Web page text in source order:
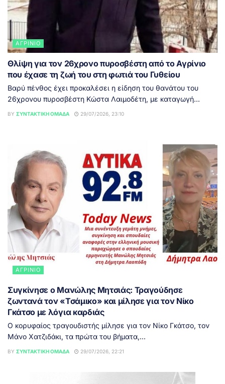
ΑΓΡΊΝΙΟ
Θλίψη για τον 26χρονο πυροσβέστη από το Αγρίνιο
που έχασε τη ζωή του στη φωτιά του Γυθείου
Βαρύ πένθος έχει προκαλέσει η είδηση του θανάτου του
26χρονου πυροσβέστη Κώστα Λαιμοδέτη, με καταγωγή...
BY ΣΥΝΤΑΚΤΙΚΉ ΟΜΆΔΑ 29/07/2026, 23:10
ΑΓΡΊΝΙΟ
Συγκίνησε ο Μανώλης Μητσιάς: Τραγούδησε
ζωντανά τον «Τσάμικο» και μίλησε για τον Νίκο
Γκάτσο με λόγια καρδιάς
Ο κορυφαίος τραγουδιστής μίλησε για τον Νίκο Γκάτσο, τον
Μάνο Χατζιδάκι, τα πρώτα του βήματα,...
BY ΣΥΝΤΑΚΤΙΚΉ ΟΜΆΔΑ 29/07/2026, 22:21